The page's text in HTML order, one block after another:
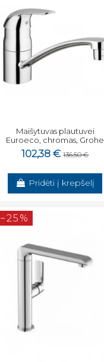
Maišytuvas plautuvei
Euroeco, chromas, Grohe
102,38 € 136,50 €
Pridėti į krepšelį
−25%